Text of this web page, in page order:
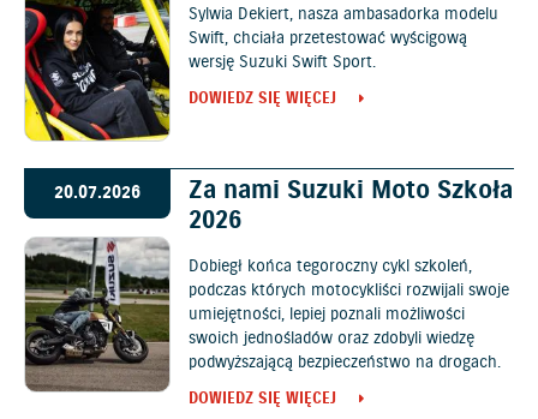
Sylwia Dekiert, nasza ambasadorka modelu
Swift, chciała przetestować wyścigową
wersję Suzuki Swift Sport.
DOWIEDZ SIĘ WIĘCEJ
20.07.2026
Za nami Suzuki Moto Szkoła
2026
Dobiegł końca tegoroczny cykl szkoleń,
podczas których motocykliści rozwijali swoje
umiejętności, lepiej poznali możliwości
swoich jednośladów oraz zdobyli wiedzę
podwyższającą bezpieczeństwo na drogach.
DOWIEDZ SIĘ WIĘCEJ